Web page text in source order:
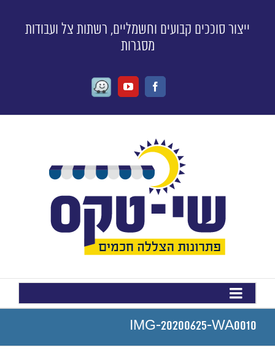
ייצור סוככים קבועים וחשמליים, רשתות צל ועבודות
מסגרות
Facebook
Youtube
Waze
IMG-20200625-WA0010